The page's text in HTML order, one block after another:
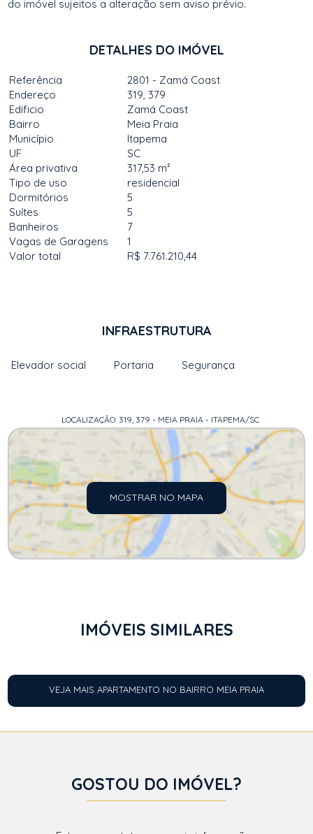
do imóvel sujeitos a alteração sem aviso prévio.
DETALHES DO IMÓVEL
Referência
2801 - Zamá Coast
Endereço
319, 379
Edificio
Zamá Coast
Bairro
Meia Praia
Município
Itapema
UF
SC
Área privativa
317,53 m²
Tipo de uso
residencial
Dormitórios
5
Suítes
5
Banheiros
7
Vagas de Garagens
1
Valor total
R$ 7.761.210,44
INFRAESTRUTURA
Elevador social Portaria Segurança
LOCALIZAÇÃO: 319, 379 - MEIA PRAIA - ITAPEMA/SC
MOSTRAR NO MAPA
IMÓVEIS SIMILARES
VEJA MAIS APARTAMENTO NO BAIRRO MEIA PRAIA
GOSTOU DO IMÓVEL?